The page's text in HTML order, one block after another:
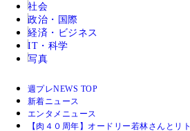
社会
政治・国際
経済・ビジネス
IT・科学
写真
週プレNEWS TOP
新着ニュース
エンタメニュース
【肉４０周年】オードリー若林さんと